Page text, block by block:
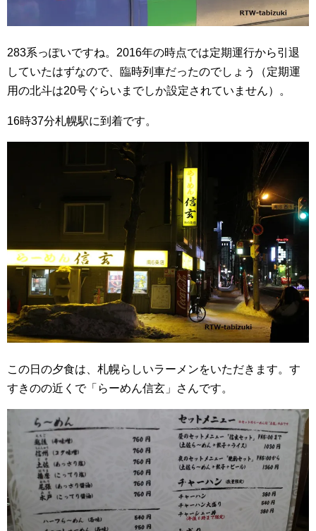
283系っぽいですね。2016年の時点では定期運行から引退
していたはずなので、臨時列車だったのでしょう（定期運
用の北斗は20号ぐらいまでしか設定されていません）。
16時37分札幌駅に到着です。
この日の夕食は、札幌らしいラーメンをいただきます。す
すきのの近くで「らーめん信玄」さんです。